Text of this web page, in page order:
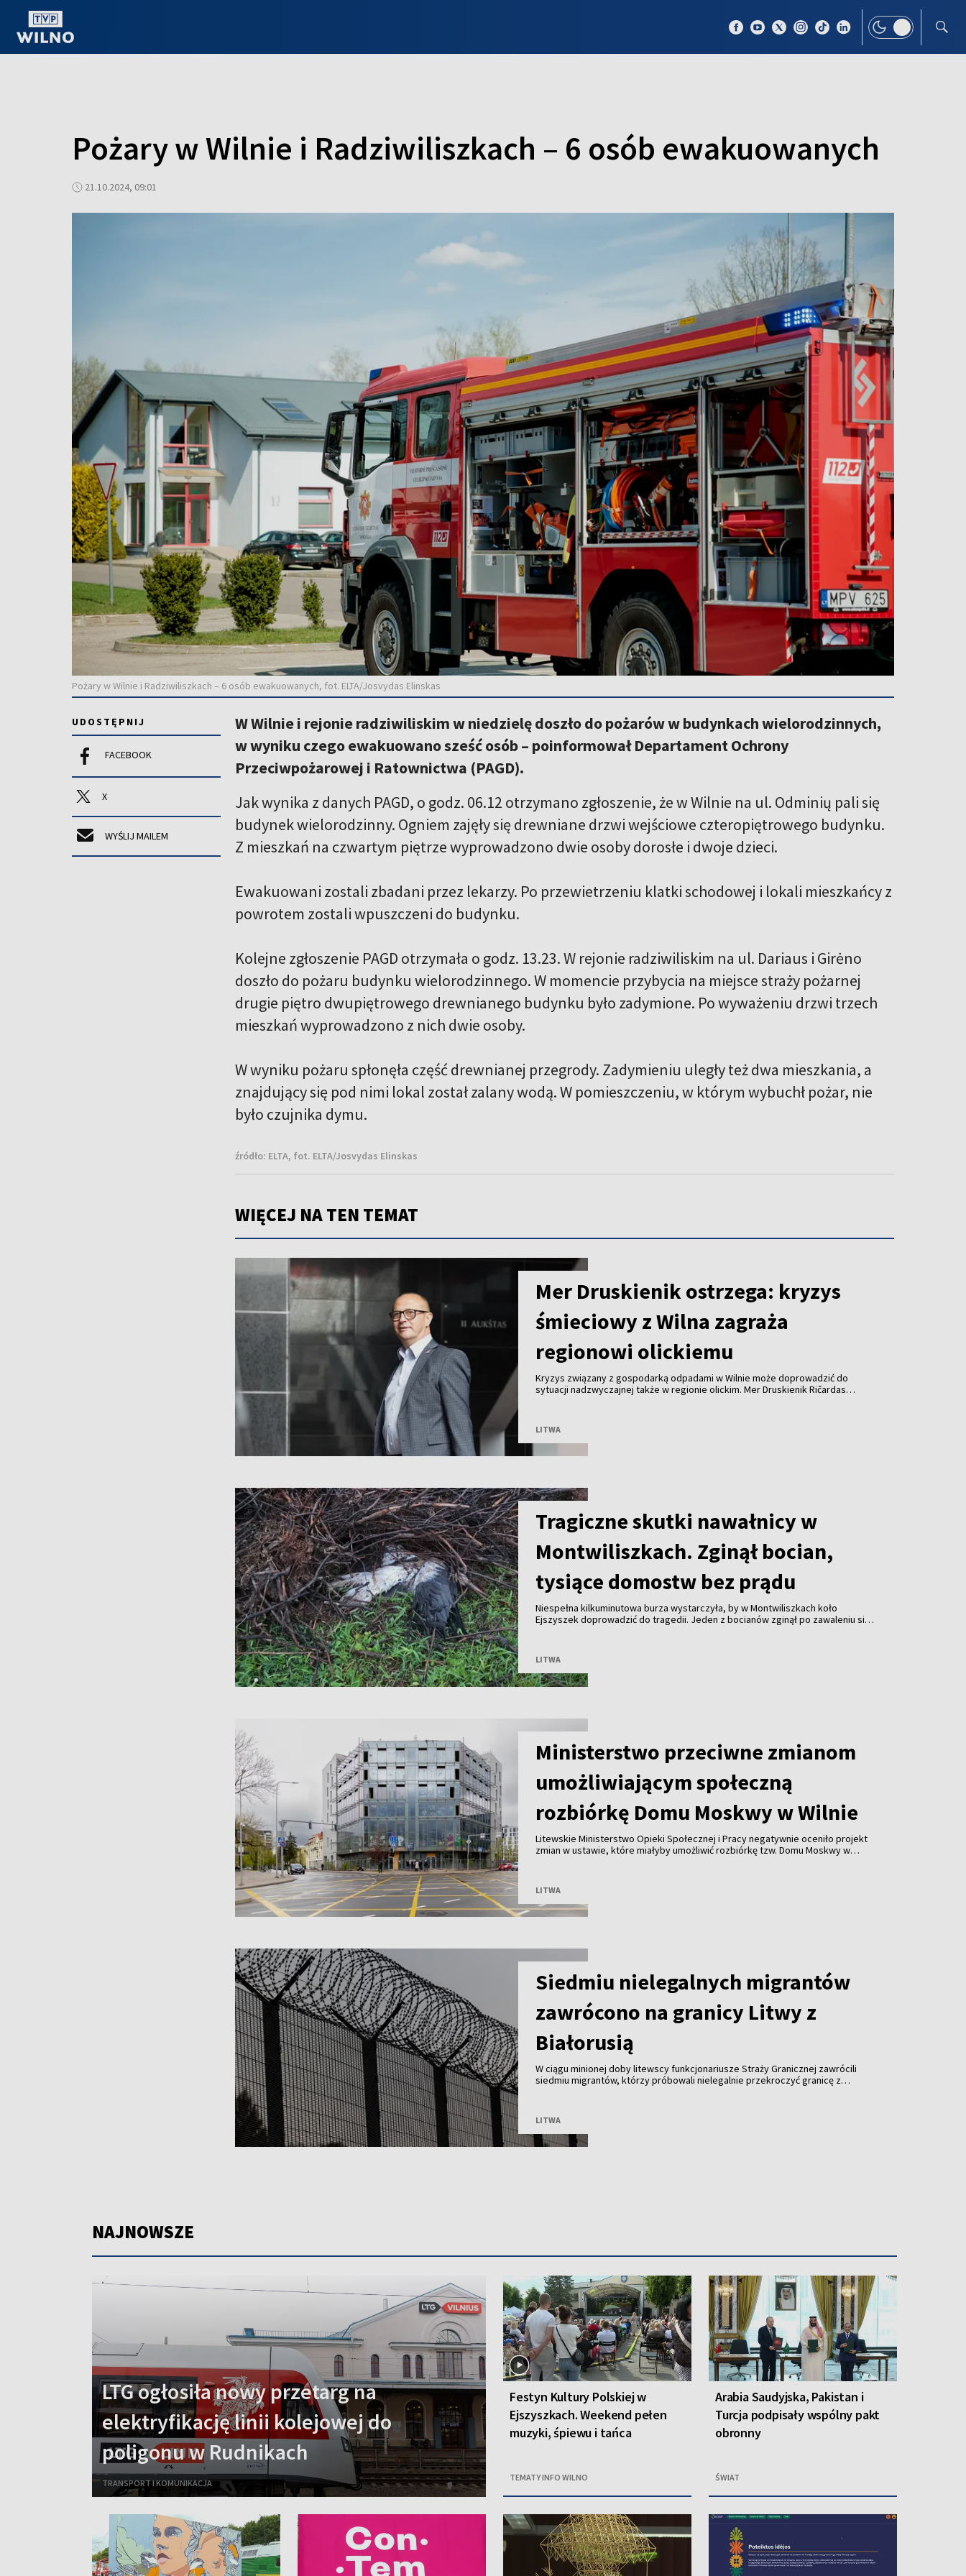
Pożary w Wilnie i Radziwiliszkach – 6 osób ewakuowanych
21.10.2024, 09:01
Pożary w Wilnie i Radziwiliszkach – 6 osób ewakuowanych, fot. ELTA/Josvydas Elinskas
UDOSTĘPNIJ
FACEBOOK
X
WYŚLIJ MAILEM
W Wilnie i rejonie radziwiliskim w niedzielę doszło do pożarów w budynkach wielorodzinnych,
w wyniku czego ewakuowano sześć osób – poinformował Departament Ochrony
Przeciwpożarowej i Ratownictwa (PAGD).
Jak wynika z danych PAGD, o godz. 06.12 otrzymano zgłoszenie, że w Wilnie na ul. Odminių pali się
budynek wielorodzinny. Ogniem zajęły się drewniane drzwi wejściowe czteropiętrowego budynku.
Z mieszkań na czwartym piętrze wyprowadzono dwie osoby dorosłe i dwoje dzieci.
Ewakuowani zostali zbadani przez lekarzy. Po przewietrzeniu klatki schodowej i lokali mieszkańcy z
powrotem zostali wpuszczeni do budynku.
Kolejne zgłoszenie PAGD otrzymała o godz. 13.23. W rejonie radziwiliskim na ul. Dariaus i Girėno
doszło do pożaru budynku wielorodzinnego. W momencie przybycia na miejsce straży pożarnej
drugie piętro dwupiętrowego drewnianego budynku było zadymione. Po wyważeniu drzwi trzech
mieszkań wyprowadzono z nich dwie osoby.
W wyniku pożaru spłonęła część drewnianej przegrody. Zadymieniu uległy też dwa mieszkania, a
znajdujący się pod nimi lokal został zalany wodą. W pomieszczeniu, w którym wybuchł pożar, nie
było czujnika dymu.
źródło: ELTA, fot. ELTA/Josvydas Elinskas
WIĘCEJ NA TEN TEMAT
Mer Druskienik ostrzega: kryzys
śmieciowy z Wilna zagraża
regionowi olickiemu
Kryzys związany z gospodarką odpadami w Wilnie może doprowadzić do
sytuacji nadzwyczajnej także w regionie olickim. Mer Druskienik Ričardas
LITWA
Tragiczne skutki nawałnicy w
Montwiliszkach. Zginął bocian,
tysiące domostw bez prądu
Niespełna kilkuminutowa burza wystarczyła, by w Montwiliszkach koło
Ejszyszek doprowadzić do tragedii. Jeden z bocianów zginął po zawaleniu się
LITWA
Ministerstwo przeciwne zmianom
umożliwiającym społeczną
rozbiórkę Domu Moskwy w Wilnie
Litewskie Ministerstwo Opieki Społecznej i Pracy negatywnie oceniło projekt
zmian w ustawie, które miałyby umożliwić rozbiórkę tzw. Domu Moskwy w
LITWA
Siedmiu nielegalnych migrantów
zawrócono na granicy Litwy z
Białorusią
W ciągu minionej doby litewscy funkcjonariusze Straży Granicznej zawrócili
siedmiu migrantów, którzy próbowali nielegalnie przekroczyć granicę z
LITWA
NAJNOWSZE
LTG ogłosiła nowy przetarg na
elektryfikację linii kolejowej do
poligonu w Rudnikach
TRANSPORT I KOMUNIKACJA
Festyn Kultury Polskiej w
Ejszyszkach. Weekend pełen
muzyki, śpiewu i tańca
TEMATY INFO WILNO
Arabia Saudyjska, Pakistan i
Turcja podpisały wspólny pakt
obronny
ŚWIAT